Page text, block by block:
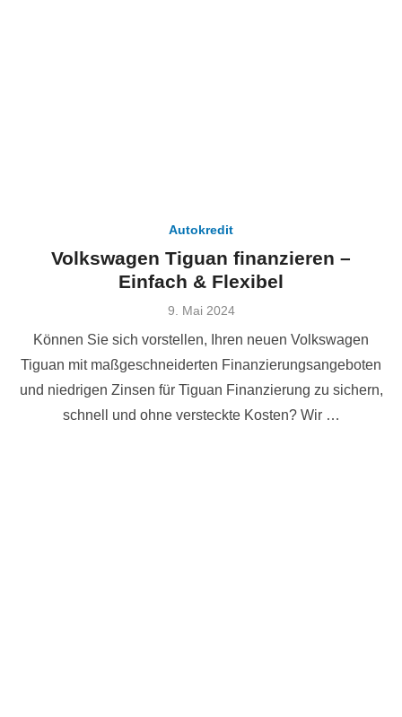
Autokredit
Volkswagen Tiguan finanzieren –
Einfach & Flexibel
Veröffentlicht
9. Mai 2024
Können Sie sich vorstellen, Ihren neuen Volkswagen
Tiguan mit maßgeschneiderten Finanzierungsangeboten
und niedrigen Zinsen für Tiguan Finanzierung zu sichern,
schnell und ohne versteckte Kosten? Wir …